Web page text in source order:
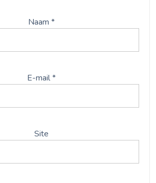
Naam *
E-mail*
Site